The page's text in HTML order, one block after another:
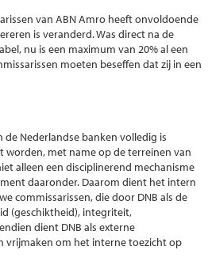
van ABN Amro heeft onvoldoende
is veranderd. Was direct na de
nu is een maximum van 20% al een
moeten beseffen dat zij in een
Nederlandse banken volledig is
met name op de terreinen van
alleen een disciplinerend mechanisme
daaronder. Daarom dient het intern
commissarissen, die door DNB als de
(geschiktheid), integriteit,
dient DNB als externe
vrijmaken om het interne toezicht op